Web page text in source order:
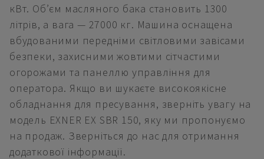
кВт. Об’єм масляного бака становить 1300
літрів, а вага — 27000 кг. Машина оснащена
вбудованими передніми світловими завісами
безпеки, захисними жовтими сітчастими
огорожами та панеллю управління для
оператора. Якщо ви шукаєте високоякісне
обладнання для пресування, зверніть увагу на
модель EXNER EX SBR 150, яку ми пропонуємо
на продаж. Зверніться до нас для отримання
додаткової інформації.